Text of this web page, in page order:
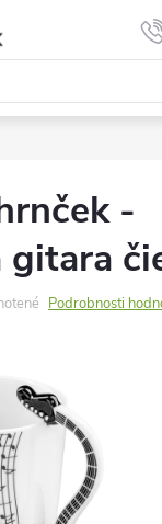
-
Podrobnosti